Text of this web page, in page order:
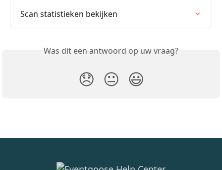
Scan statistieken bekijken
Was dit een antwoord op uw vraag?
😞 😐 😃